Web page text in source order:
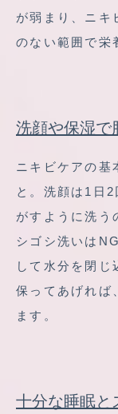
が弱まり、ニキ
のない範囲で栄
洗顔や保湿で
ニキビケアの基
と。洗顔は1日
がすように洗う
シゴシ洗いは
して水分を閉じ
保ってあげれば
ます。
十分な睡眠と